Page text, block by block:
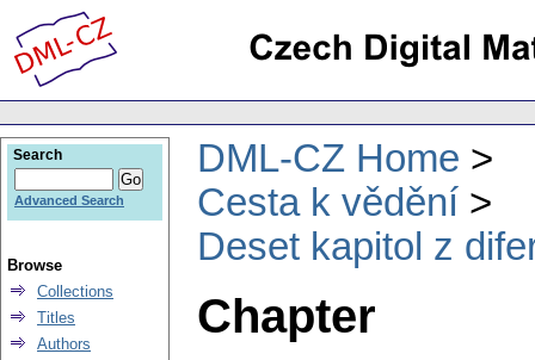
DML-CZ Home
Cesta k vědění
Deset kapitol z
Chapter
Search
Advanced Search
Browse
Collections
Titles
Authors